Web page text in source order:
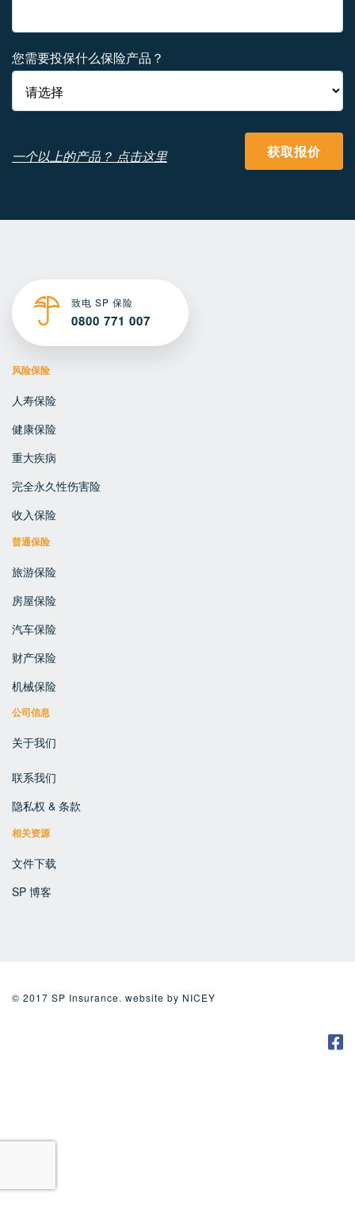
您需要投保什么保险产品？
一个以上的产品？ 点击这里 获取报价
致电 SP 保险
0800 771 007
风险保险
人寿保险
健康保险
重大疾病
完全永久性伤害险
收入保险
普通保险
旅游保险
房屋保险
汽车保险
财产保险
机械保险
公司信息
关于我们
联系我们
隐私权 & 条款
相关资源
文件下载
SP 博客
© 2017 SP Insurance. website by NICEY